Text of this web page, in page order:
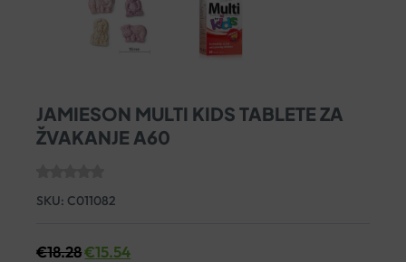
JAMIESON MULTI KIDS TABLETE ZA
ŽVAKANJE A60
SKU: C011082
€18.28€15.54